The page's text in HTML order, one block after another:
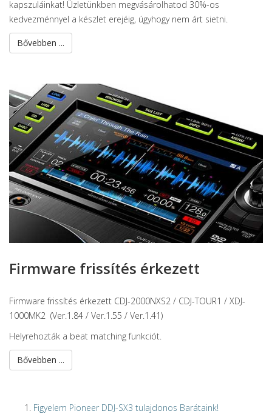
kapszuláinkat! Üzletünkben megvásárolhatod 30%-os
kedvezménnyel a készlet erejéig, úgyhogy nem árt sietni.
Bővebben ...
Firmware frissítés érkezett
Firmware frissítés érkezett CDJ-2000NXS2 / CDJ-TOUR1 / XDJ-
1000MK2 (Ver.1.84 / Ver.1.55 / Ver.1.41)
Helyrehozták a beat matching funkciót.
Bővebben ...
Figyelem Pioneer DDJ-SX3 tulajdonos Barátaink!